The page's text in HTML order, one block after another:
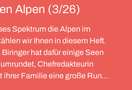
Alpen (3/26)
Spektrum die Alpen im
wir Ihnen in diesem Heft.
hat dafür einige Seen
Chefredakteurin
Familie eine große Runde